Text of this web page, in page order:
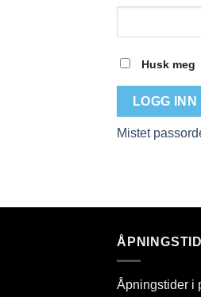
Husk meg
LOGG INN
Mistet
Åpningstider i